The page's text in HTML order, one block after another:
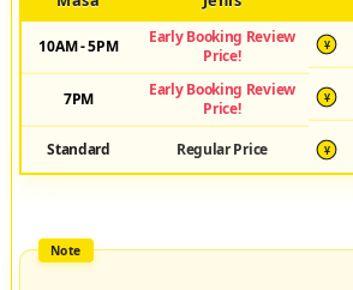
10AM - 5PM
Early Booking Review
Price!
¥
7PM
Early Booking Review
Price!
¥
Standard Regular Price ¥